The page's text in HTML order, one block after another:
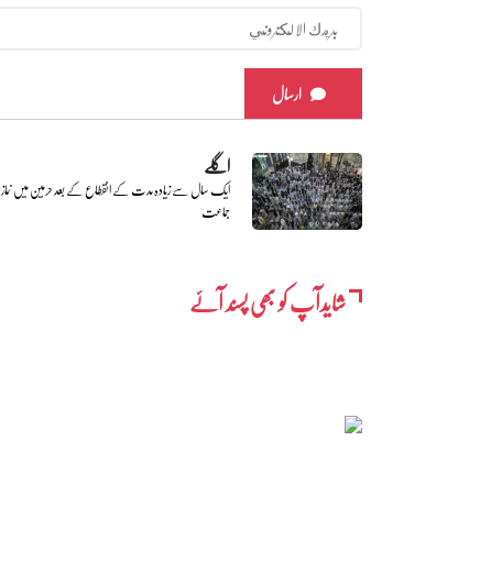
ارسال
اگلے
ایک سال سے زیادہ مدت کے انقطاع کے بعد حرمین میں نماز
جماعت
شایدآپ کو بھی پسند آئے